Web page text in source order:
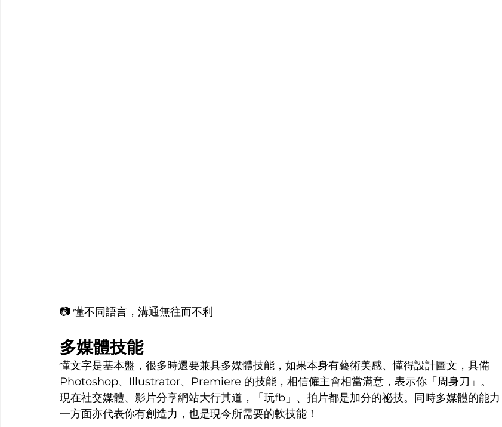
📷 懂不同語言，溝通無往而不利
多媒體技能
懂文字是基本盤，很多時還要兼具多媒體技能，如果本身有藝術美感、懂得設計圖文，具備
Photoshop、Illustrator、Premiere 的技能，相信僱主會相當滿意，表示你「周身刀」。
現在社交媒體、影片分享網站大行其道，「玩fb」、拍片都是加分的祕技。同時多媒體的能力
一方面亦代表你有創造力，也是現今所需要的軟技能！